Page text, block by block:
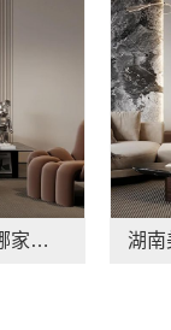
湖南美学筑家建材有限公司哪家专业源头直供建材